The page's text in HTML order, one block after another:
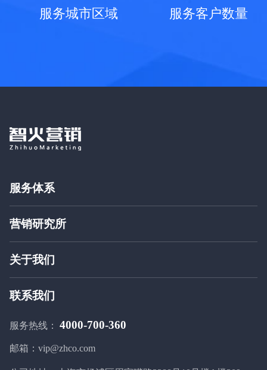
服务城市区域 服务客户数量
服务体系
搜索营销
内容营销
新媒体营销
广告投放
营销研究所
新闻动态
关于我们
成长历程
联系我们
联系我们
服务热线： 4000-700-360
邮箱：vip@zhco.com